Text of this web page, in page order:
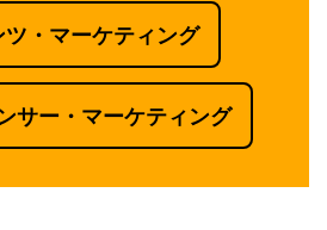
ツ・マーケティング
サー・マーケティング